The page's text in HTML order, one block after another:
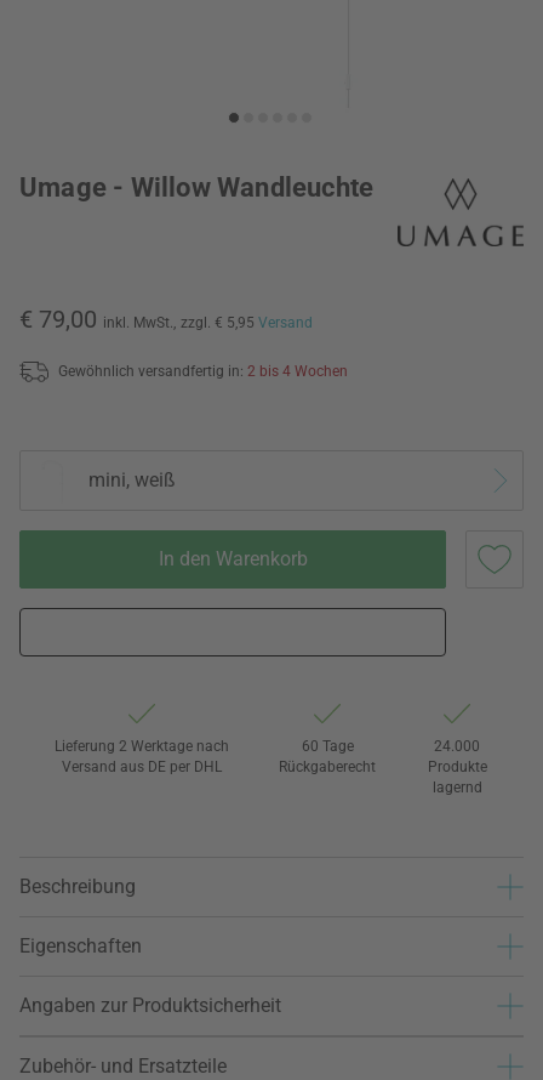
Umage - Willow Wandleuchte
€ 79,00 inkl. MwSt., zzgl. € 5,95 Versand
Gewöhnlich versandfertig in: 2 bis 4 Wochen
mini, weiß
In den Warenkorb
Lieferung 2 Werktage nach
Versand aus DE per DHL
60 Tage
Rückgaberecht
24.000
Produkte
lagernd
Beschreibung
Eigenschaften
Angaben zur Produktsicherheit
Zubehör- und Ersatzteile